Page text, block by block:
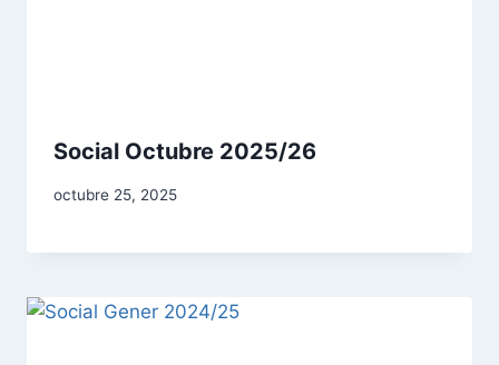
Social Octubre 2025/26
octubre 25, 2025